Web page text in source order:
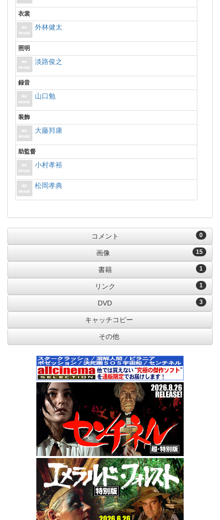
衣裳
外林健太
照明
淡路俊之
録音
山口勉
装飾
大藤邦康
助監督
小村孝裕
松岡孝典
0
コメント
15
画像
1
書籍
1
リンク
3
DVD
キャッチコピー
その他